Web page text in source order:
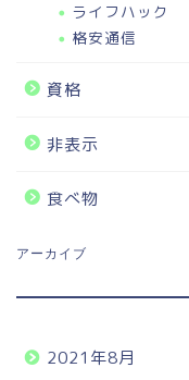
ライフハック
格安通信
資格
非表示
食べ物
アーカイブ
2021年8月